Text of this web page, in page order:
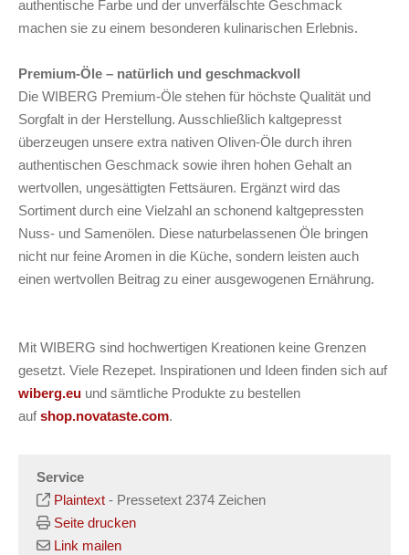
authentische Farbe und der unverfälschte Geschmack
machen sie zu einem besonderen kulinarischen Erlebnis.
Premium-Öle – natürlich und geschmackvoll
Die WIBERG Premium-Öle stehen für höchste Qualität und
Sorgfalt in der Herstellung. Ausschließlich kaltgepresst
überzeugen unsere extra nativen Oliven-Öle durch ihren
authentischen Geschmack sowie ihren hohen Gehalt an
wertvollen, ungesättigten Fettsäuren. Ergänzt wird das
Sortiment durch eine Vielzahl an schonend kaltgepressten
Nuss- und Samenölen. Diese naturbelassenen Öle bringen
nicht nur feine Aromen in die Küche, sondern leisten auch
einen wertvollen Beitrag zu einer ausgewogenen Ernährung.
Mit WIBERG sind hochwertigen Kreationen keine Grenzen
gesetzt. Viele Rezepet. Inspirationen und Ideen finden sich auf
wiberg.eu und sämtliche Produkte zu bestellen
aufshop.novataste.com.
Service
Plaintext - Pressetext 2374 Zeichen
Seite drucken
Link mailen